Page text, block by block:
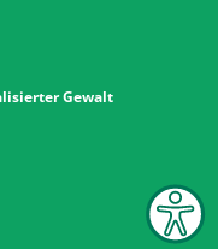
Gewalt